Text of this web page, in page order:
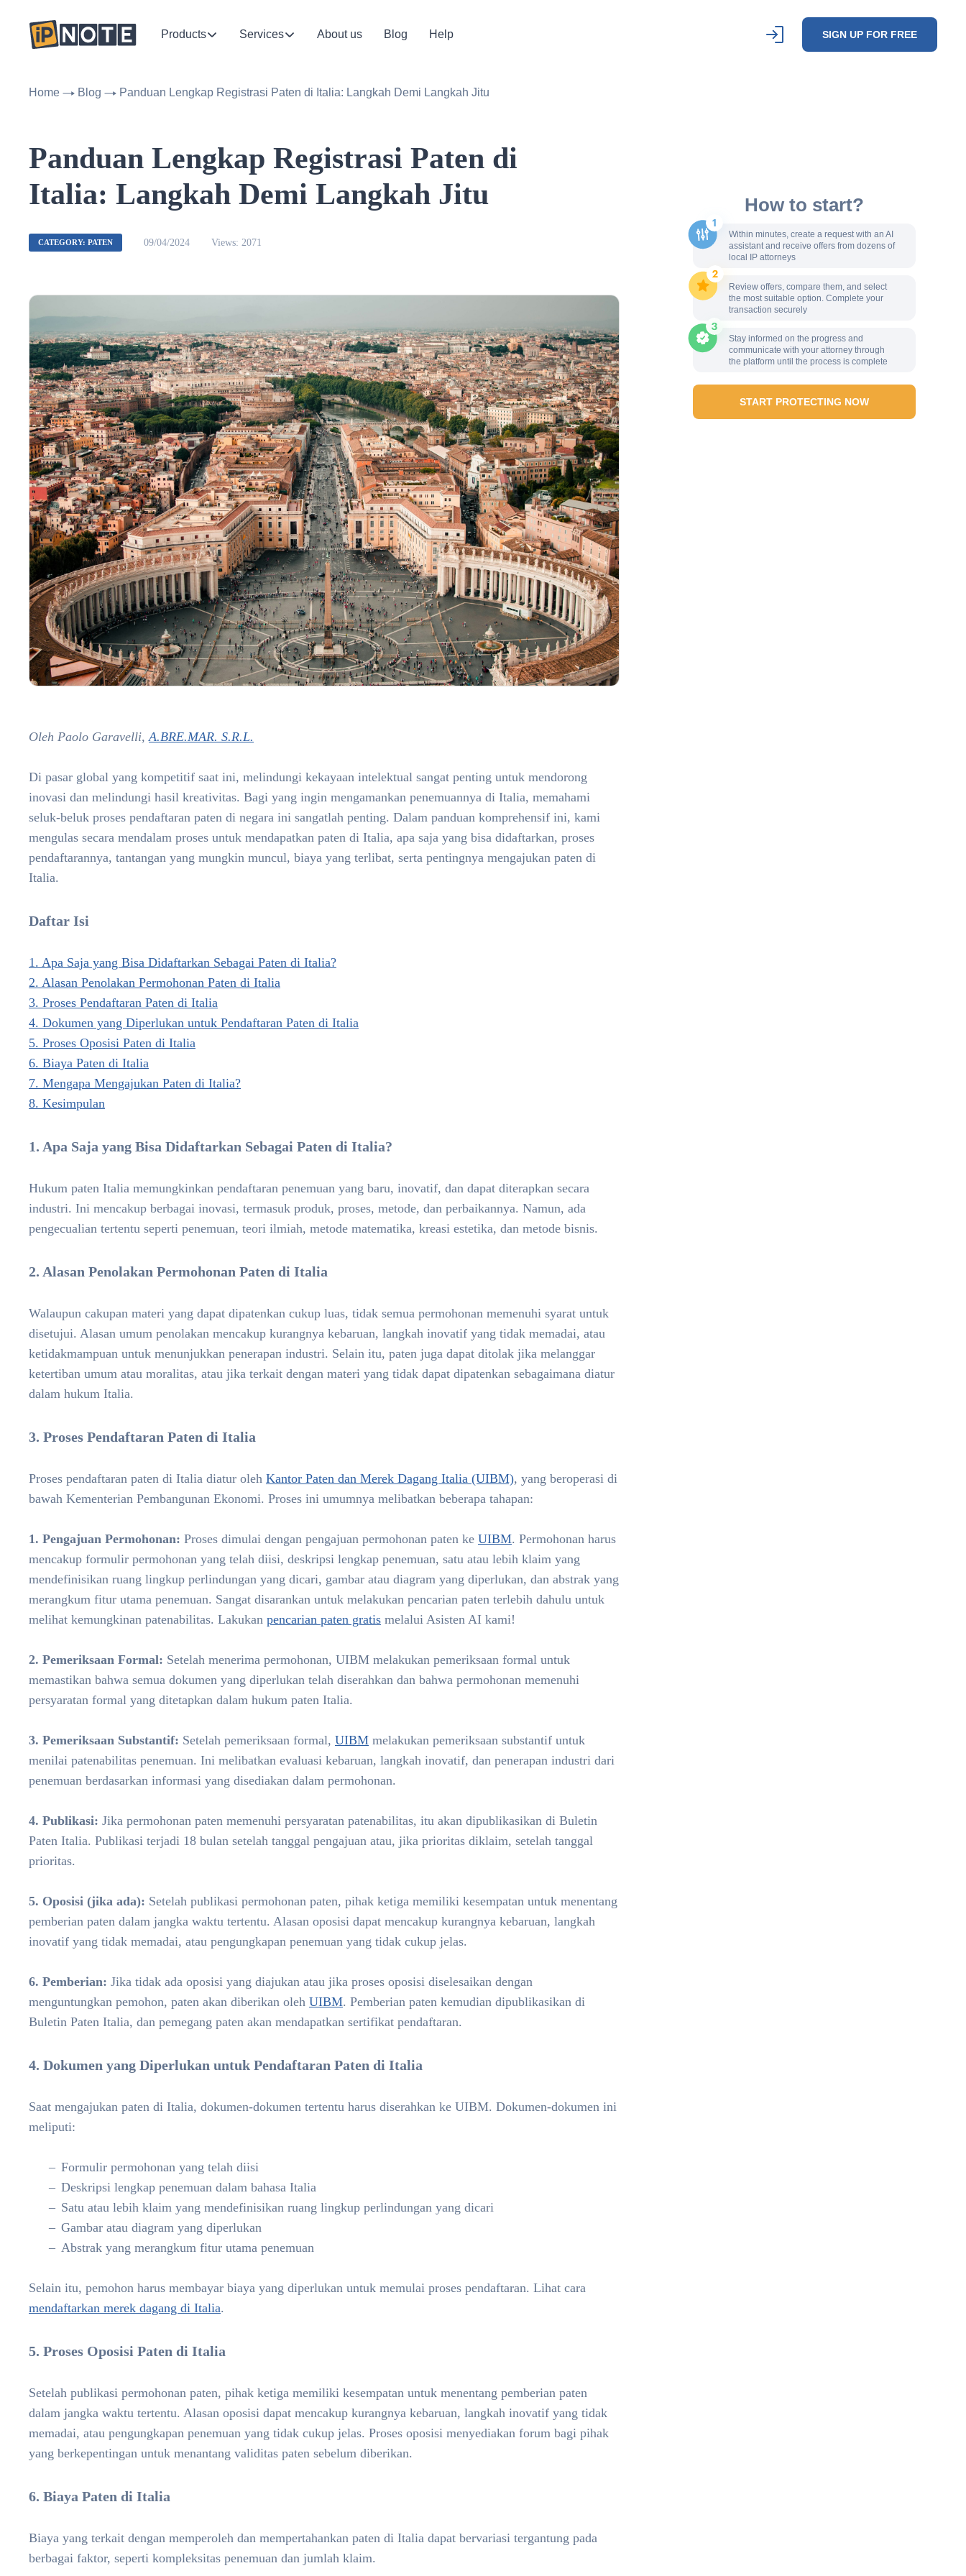
Products Services About us Blog Help SIGN UP FOR FREE
Home Blog Panduan Lengkap Registrasi Paten di Italia: Langkah Demi Langkah Jitu
How to start?
Within minutes, create a request with an AI
assistant and receive offers from dozens of
local IP attorneys
Review offers, compare them, and select
the most suitable option. Complete your
transaction securely
Stay informed on the progress and
communicate with your attorney through
the platform until the process is complete
START PROTECTING NOW
Panduan Lengkap Registrasi Paten di
Italia: Langkah Demi Langkah Jitu
CATEGORY: PATEN 09/04/2024 Views: 2071
Oleh Paolo Garavelli, A.BRE.MAR. S.R.L.
Di pasar global yang kompetitif saat ini, melindungi kekayaan intelektual sangat penting untuk mendorong
inovasi dan melindungi hasil kreativitas. Bagi yang ingin mengamankan penemuannya di Italia, memahami
seluk-beluk proses pendaftaran paten di negara ini sangatlah penting. Dalam panduan komprehensif ini, kami
mengulas secara mendalam proses untuk mendapatkan paten di Italia, apa saja yang bisa didaftarkan, proses
pendaftarannya, tantangan yang mungkin muncul, biaya yang terlibat, serta pentingnya mengajukan paten di
Italia.
Daftar Isi
1. Apa Saja yang Bisa Didaftarkan Sebagai Paten di Italia?
2. Alasan Penolakan Permohonan Paten di Italia
3. Proses Pendaftaran Paten di Italia
4. Dokumen yang Diperlukan untuk Pendaftaran Paten di Italia
5. Proses Oposisi Paten di Italia
6. Biaya Paten di Italia
7. Mengapa Mengajukan Paten di Italia?
8. Kesimpulan
1. Apa Saja yang Bisa Didaftarkan Sebagai Paten di Italia?
Hukum paten Italia memungkinkan pendaftaran penemuan yang baru, inovatif, dan dapat diterapkan secara
industri. Ini mencakup berbagai inovasi, termasuk produk, proses, metode, dan perbaikannya. Namun, ada
pengecualian tertentu seperti penemuan, teori ilmiah, metode matematika, kreasi estetika, dan metode bisnis.
2. Alasan Penolakan Permohonan Paten di Italia
Walaupun cakupan materi yang dapat dipatenkan cukup luas, tidak semua permohonan memenuhi syarat untuk
disetujui. Alasan umum penolakan mencakup kurangnya kebaruan, langkah inovatif yang tidak memadai, atau
ketidakmampuan untuk menunjukkan penerapan industri. Selain itu, paten juga dapat ditolak jika melanggar
ketertiban umum atau moralitas, atau jika terkait dengan materi yang tidak dapat dipatenkan sebagaimana diatur
dalam hukum Italia.
3. Proses Pendaftaran Paten di Italia
Proses pendaftaran paten di Italia diatur oleh Kantor Paten dan Merek Dagang Italia (UIBM), yang beroperasi di
bawah Kementerian Pembangunan Ekonomi. Proses ini umumnya melibatkan beberapa tahapan:
1. Pengajuan Permohonan: Proses dimulai dengan pengajuan permohonan paten ke UIBM. Permohonan harus
mencakup formulir permohonan yang telah diisi, deskripsi lengkap penemuan, satu atau lebih klaim yang
mendefinisikan ruang lingkup perlindungan yang dicari, gambar atau diagram yang diperlukan, dan abstrak yang
merangkum fitur utama penemuan. Sangat disarankan untuk melakukan pencarian paten terlebih dahulu untuk
melihat kemungkinan patenabilitas. Lakukan pencarian paten gratis melalui Asisten AI kami!
2. Pemeriksaan Formal: Setelah menerima permohonan, UIBM melakukan pemeriksaan formal untuk
memastikan bahwa semua dokumen yang diperlukan telah diserahkan dan bahwa permohonan memenuhi
persyaratan formal yang ditetapkan dalam hukum paten Italia.
3. Pemeriksaan Substantif: Setelah pemeriksaan formal, UIBM melakukan pemeriksaan substantif untuk
menilai patenabilitas penemuan. Ini melibatkan evaluasi kebaruan, langkah inovatif, dan penerapan industri dari
penemuan berdasarkan informasi yang disediakan dalam permohonan.
4. Publikasi: Jika permohonan paten memenuhi persyaratan patenabilitas, itu akan dipublikasikan di Buletin
Paten Italia. Publikasi terjadi 18 bulan setelah tanggal pengajuan atau, jika prioritas diklaim, setelah tanggal
prioritas.
5. Oposisi (jika ada): Setelah publikasi permohonan paten, pihak ketiga memiliki kesempatan untuk menentang
pemberian paten dalam jangka waktu tertentu. Alasan oposisi dapat mencakup kurangnya kebaruan, langkah
inovatif yang tidak memadai, atau pengungkapan penemuan yang tidak cukup jelas.
6. Pemberian: Jika tidak ada oposisi yang diajukan atau jika proses oposisi diselesaikan dengan
menguntungkan pemohon, paten akan diberikan oleh UIBM. Pemberian paten kemudian dipublikasikan di
Buletin Paten Italia, dan pemegang paten akan mendapatkan sertifikat pendaftaran.
4. Dokumen yang Diperlukan untuk Pendaftaran Paten di Italia
Saat mengajukan paten di Italia, dokumen-dokumen tertentu harus diserahkan ke UIBM. Dokumen-dokumen ini
meliputi:
Formulir permohonan yang telah diisi
Deskripsi lengkap penemuan dalam bahasa Italia
Satu atau lebih klaim yang mendefinisikan ruang lingkup perlindungan yang dicari
Gambar atau diagram yang diperlukan
Abstrak yang merangkum fitur utama penemuan
Selain itu, pemohon harus membayar biaya yang diperlukan untuk memulai proses pendaftaran. Lihat cara
mendaftarkan merek dagang di Italia.
5. Proses Oposisi Paten di Italia
Setelah publikasi permohonan paten, pihak ketiga memiliki kesempatan untuk menentang pemberian paten
dalam jangka waktu tertentu. Alasan oposisi dapat mencakup kurangnya kebaruan, langkah inovatif yang tidak
memadai, atau pengungkapan penemuan yang tidak cukup jelas. Proses oposisi menyediakan forum bagi pihak
yang berkepentingan untuk menantang validitas paten sebelum diberikan.
6. Biaya Paten di Italia
Biaya yang terkait dengan memperoleh dan mempertahankan paten di Italia dapat bervariasi tergantung pada
berbagai faktor, seperti kompleksitas penemuan dan jumlah klaim.